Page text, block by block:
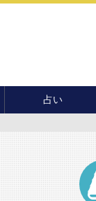
占い